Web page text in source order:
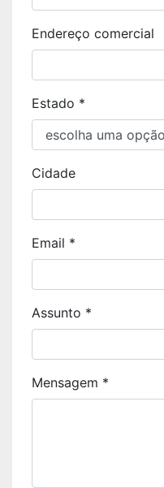
Endereço comercial
Estado *
Cidade
Email *
Assunto *
Mensagem *